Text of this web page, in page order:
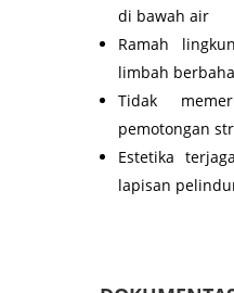
di bawah air
Ramah
limbah
Tidak
pemotongan
Estetika
lapisan